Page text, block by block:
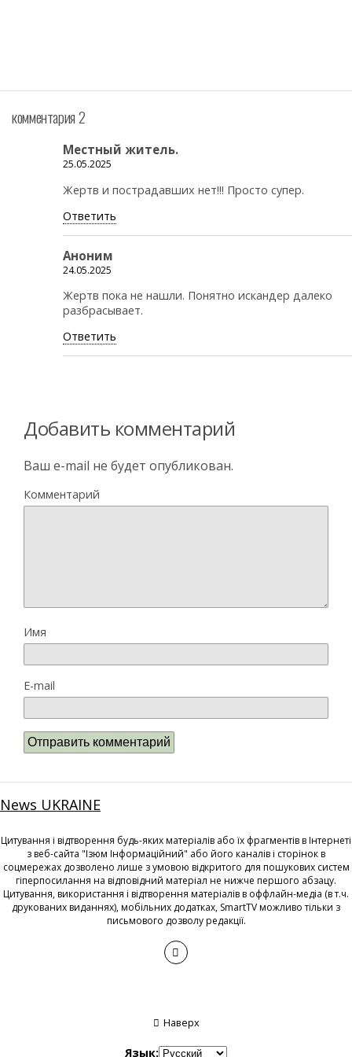
комментария 2
Местный житель.
25.05.2025
Жертв и пострадавших нет!!! Просто супер.
Ответить
Аноним
24.05.2025
Жертв пока не нашли. Понятно искандер далеко
разбрасывает.
Ответить
Добавить комментарий
Ваш e-mail не будет опубликован.
Комментарий
Имя
E-mail
News UKRAINE
Цитування і відтворення будь-яких матеріалів або їх фрагментів в Інтернеті
з веб-сайта "Ізюм Інформаційний" або його каналів і сторінок в
соцмережах дозволено лише з умовою відкритого для пошукових систем
гіперпосилання на відповідний матеріал не нижче першого абзацу.
Цитування, використання і відтворення матеріалів в оффлайн-медіа (в т.ч.
друкованих виданнях), мобільних додатках, SmartTV можливо тільки з
письмового дозволу редакції.
Наверх
Язык: